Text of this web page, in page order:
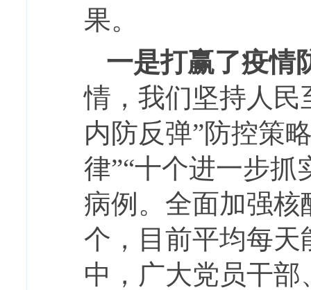
果。
一是打赢了疫情
情，我们坚持人民
内防反弹”防控策
律”“十个进一步
病例。全面加强
个，目前平均每天
中，广大党员干